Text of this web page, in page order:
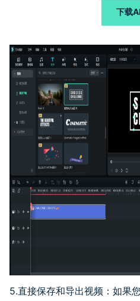
下载
5.直接保存和导出视频：如果